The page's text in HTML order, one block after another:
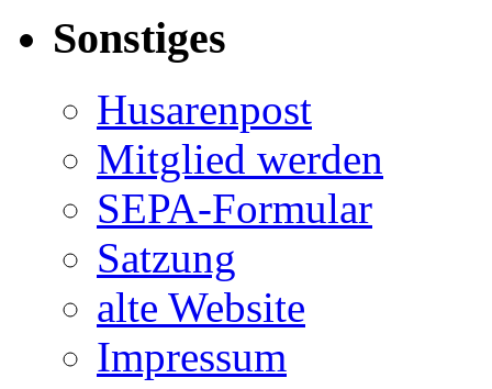
Sonstiges
Husarenpost
Mitglied werden
SEPA-Formular
Satzung
alte Website
Impressum